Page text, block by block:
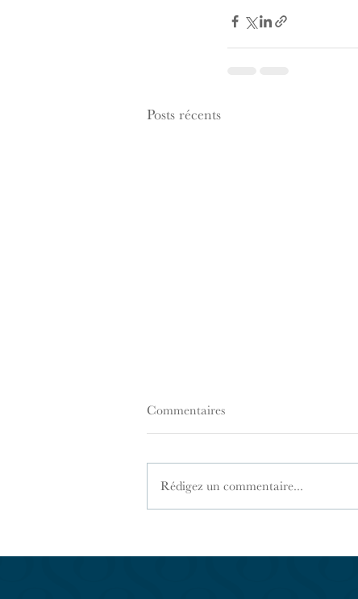
Posts récents
Commentaires
Rédigez un commentaire...